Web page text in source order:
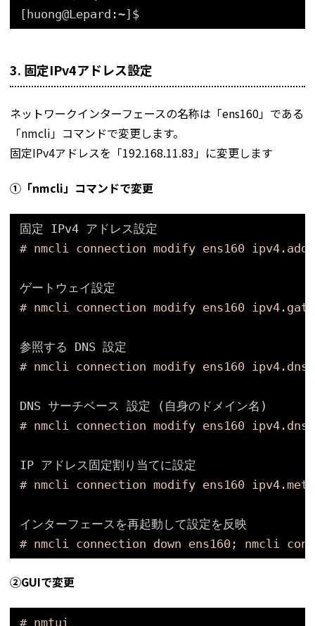
[huong@Lepard:~]$
3. 固定IPv4アドレス設定
ネットワークインターフェースの名称は「ens160」である
「nmcli」コマンドで変更します。
固定IPv4アドレスを「192.168.11.83」に変更します
①「nmcli」コマンドで変更
固定 IPv4 アドレス設定
# nmcli connection modify ens160
ゲートウェイ設定
# nmcli connection modify ens160
参照する DNS 設定
# nmcli connection modify ens160 ipv4.dns
DNS サーチベース 設定 (自身のドメイン名)
# nmcli connection modify ens160
IP アドレス固定割り当てに設定
# nmcli connection modify ens160
インターフェースを再起動して設定を反映
# nmcli connection down ens160; nmcli
➁GUIで変更
# nmtui